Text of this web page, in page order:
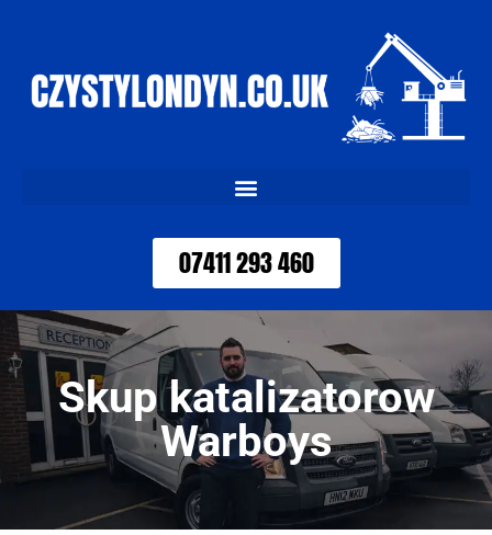
07411 293 460
Skup katalizatorow
Warboys